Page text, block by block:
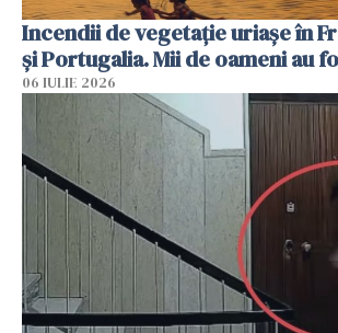
Incendii de vegetație uriașe în
și Portugalia. Mii de oameni au
06 IULIE 2026